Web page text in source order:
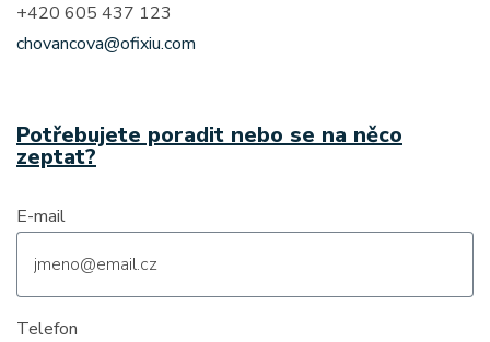
+420 605 437 123
chovancova@ofixiu.com
Potřebujete poradit nebo se na něco
zeptat?
E-mail
Telefon